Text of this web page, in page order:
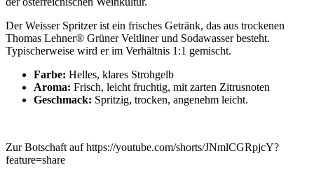
Der Weisser Spritzer ist ein frisches Getränk, das aus trockenen
Thomas Lehner® Grüner Veltliner und Sodawasser besteht.
Typischerweise wird er im Verhältnis 1:1 gemischt.
Farbe: Helles, klares Strohgelb
Aroma: Frisch, leicht fruchtig, mit zarten Zitrusnoten
Geschmack: Spritzig, trocken, angenehm leicht.
Zur Botschaft auf https://youtube.com/shorts/JNmlCGRpjcY?
feature=share